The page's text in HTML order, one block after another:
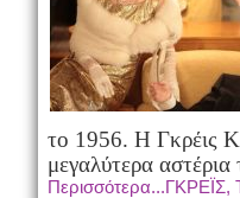
το 1956. Η Γκρέις
μεγαλύτερα